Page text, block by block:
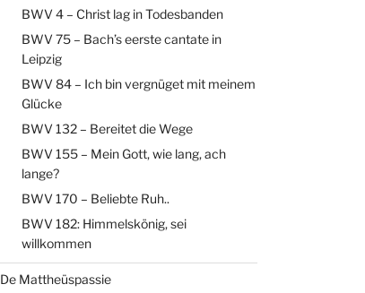
BWV 4 – Christ lag in Todesbanden
BWV 75 – Bach’s eerste cantate in
Leipzig
BWV 84 – Ich bin vergnüget mit meinem
Glücke
BWV 132 – Bereitet die Wege
BWV 155 – Mein Gott, wie lang, ach
lange?
BWV 170 – Beliebte Ruh..
BWV 182: Himmelskönig, sei
willkommen
De Mattheüspassie